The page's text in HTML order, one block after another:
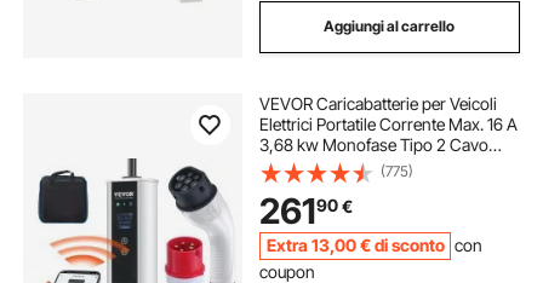
Aggiungi al carrello
VEVOR Caricabatterie per Veicoli
Elettrici Portatile Corrente Max. 16 A
3,68 kw Monofase Tipo 2 Cavo
Lunghezza 7,5m, Caricabatterie EV
Portatile IEC6219 Spina CEE16 con
Schermo LCD IP66 Cavo in TPU
(775)
26190€
Extra 13,00 €di sconto con
coupon